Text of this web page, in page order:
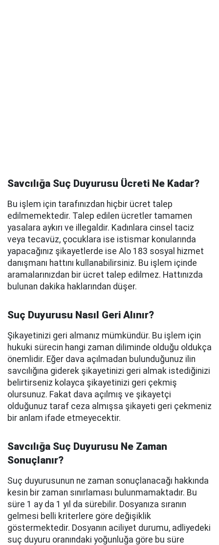
Savcılığa Suç Duyurusu Ücreti Ne Kadar?
Bu işlem için tarafınızdan hiçbir ücret talep
edilmemektedir. Talep edilen ücretler tamamen
yasalara aykırı ve illegaldir. Kadınlara cinsel taciz
veya tecavüz, çocuklara ise istismar konularında
yapacağınız şikayetlerde ise Alo 183 sosyal hizmet
danışmanı hattını kullanabilirsiniz. Bu işlem içinde
aramalarınızdan bir ücret talep edilmez. Hattınızda
bulunan dakika haklarından düşer.
Suç Duyurusu Nasıl Geri Alınır?
Şikayetinizi geri almanız mümkündür. Bu işlem için
hukuki sürecin hangi zaman diliminde olduğu oldukça
önemlidir. Eğer dava açılmadan bulunduğunuz ilin
savcılığına giderek şikayetinizi geri almak istediğinizi
belirtirseniz kolayca şikayetinizi geri çekmiş
olursunuz. Fakat dava açılmış ve şikayetçi
olduğunuz taraf ceza almışsa şikayeti geri çekmeniz
bir anlam ifade etmeyecektir.
Savcılığa Suç Duyurusu Ne Zaman
Sonuçlanır?
Suç duyurusunun ne zaman sonuçlanacağı hakkında
kesin bir zaman sınırlaması bulunmamaktadır. Bu
süre 1 ay da 1 yıl da sürebilir. Dosyanıza sıranın
gelmesi belli kriterlere göre değişiklik
göstermektedir. Dosyanın aciliyet durumu, adliyedeki
suç duyuru oranındaki yoğunluğa göre bu süre